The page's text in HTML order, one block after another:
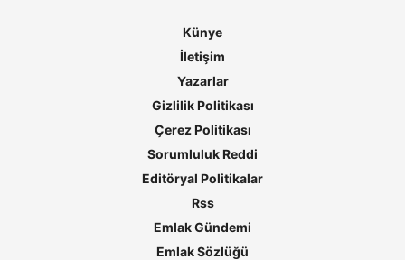
Künye
İletişim
Yazarlar
Gizlilik Politikası
Çerez Politikası
Sorumluluk Reddi
Editöryal Politikalar
Rss
Emlak Gündemi
Emlak Sözlüğü